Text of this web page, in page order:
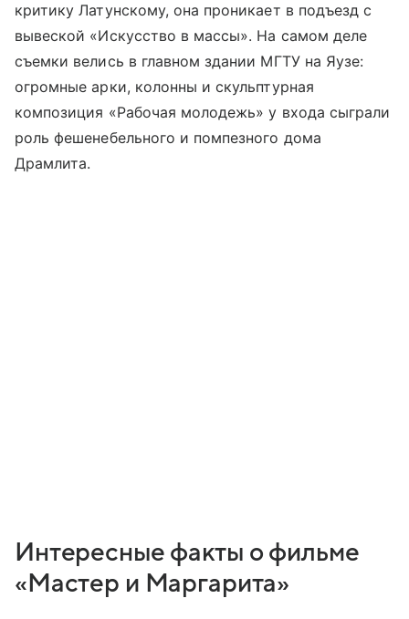
критику Латунскому, она проникает в подъезд с
вывеской «Искусство в массы». На самом деле
съемки велись в главном здании МГТУ на Яузе:
огромные арки, колонны и скульптурная
композиция «Рабочая молодежь» у входа сыграли
роль фешенебельного и помпезного дома
Драмлита.
Интересные факты о фильме
«Мастер и Маргарита»